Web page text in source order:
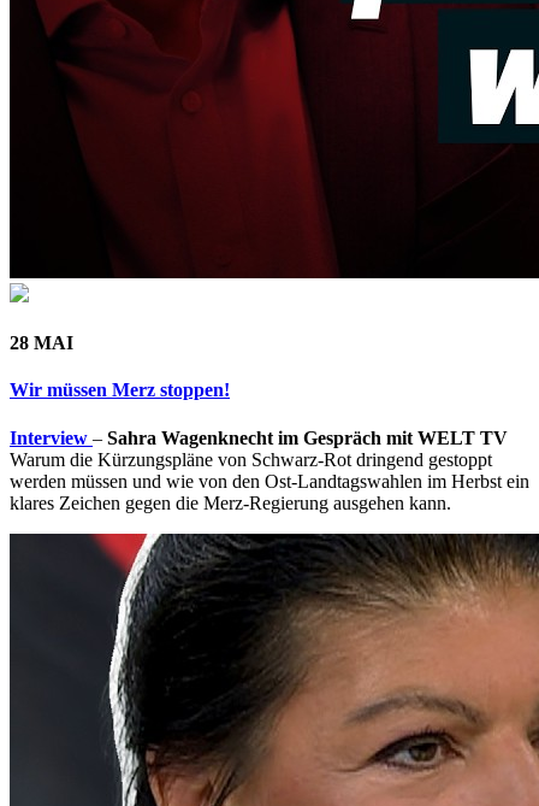
28 MAI
Wir müssen Merz stoppen!
Interview – Sahra Wagenknecht im Gespräch mit WELT TV
Warum die Kürzungspläne von Schwarz-Rot dringend gestoppt
werden müssen und wie von den Ost-Landtagswahlen im Herbst ein
klares Zeichen gegen die Merz-Regierung ausgehen kann.